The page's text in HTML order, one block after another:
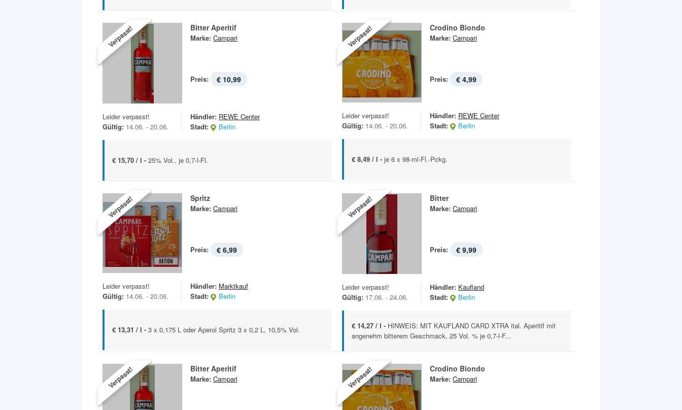
Verpasst! Bitter Aperitif
Marke: Campari
Preis: € 10,99
Leider verpasst!
Gültig: 14.06. - 20.06.
Händler: REWE Center
Stadt:
Berlin
€ 15,70 / l - 25% Vol., je 0,7-l-Fl.
Verpasst! Crodino Biondo
Marke: Campari
Preis: € 4,99
Leider verpasst!
Gültig: 14.06. - 20.06.
Händler: REWE Center
Stadt:
Berlin
€ 8,49 / l - je 6 x 98-ml-Fl.-Pckg.
Verpasst! Spritz
Marke: Campari
Preis: € 6,99
Leider verpasst!
Gültig: 14.06. - 20.06.
Händler: Marktkauf
Stadt:
Berlin
€ 13,31 / l - 3 x 0,175 L oder Aperol Spritz 3 x 0,2 L, 10,5% Vol.
Verpasst! Bitter
Marke: Campari
Preis: € 9,99
Leider verpasst!
Gültig: 17.06. - 24.06.
Händler: Kaufland
Stadt:
Berlin
€ 14,27 / l - HINWEIS: MIT KAUFLAND CARD XTRA ital. Aperitif mit
angenehm bitterem Geschmack, 25 Vol. % je 0,7-l-F...
Verpasst! Bitter Aperitif
Marke: Campari Verpasst! Crodino Biondo
Marke: Campari